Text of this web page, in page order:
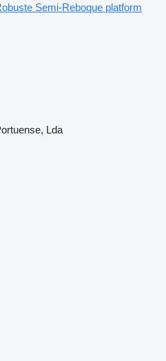
Semi-Reboque platform
Lda